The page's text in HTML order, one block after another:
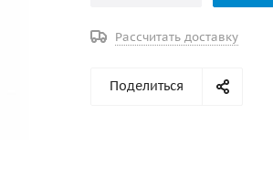
Рассчитать доставку
Поделиться